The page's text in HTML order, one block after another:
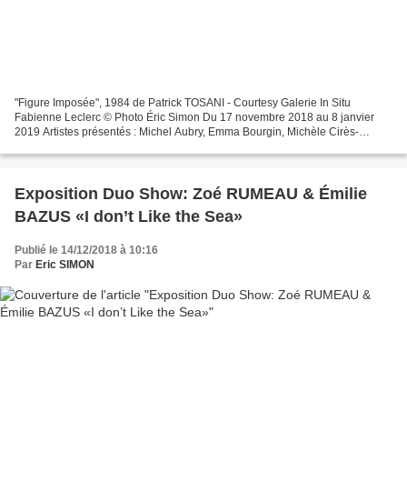
"Figure Imposée", 1984 de Patrick TOSANI - Courtesy Galerie In Situ
Fabienne Leclerc © Photo Éric Simon Du 17 novembre 2018 au 8 janvier
2019 Artistes présentés : Michel Aubry, Emma Bourgin, Michèle Cirès-
Exposition Duo Show: Zoé RUMEAU & Émilie
BAZUS «I don’t Like the Sea»
Publié le 14/12/2018 à 10:16
Par Eric SIMON